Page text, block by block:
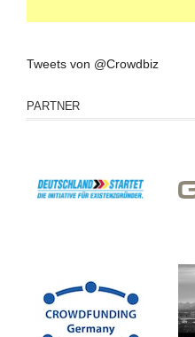
Tweets von @Crowdbiz
PARTNER